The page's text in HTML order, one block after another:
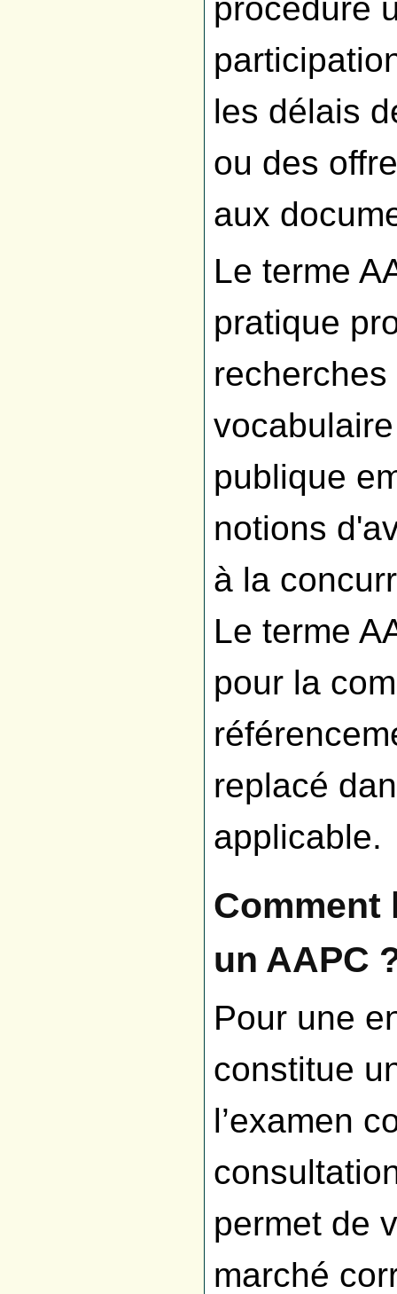
procédure
les délais
ou des
aux
Le terme
pratique
publique
notions
à la
Le terme
pour la
replacé
applicable.
Comment
un AAPC
Pour une
constitue
l’examen
permet de
marché